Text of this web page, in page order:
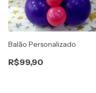
Balão Personalizado
R$99,90